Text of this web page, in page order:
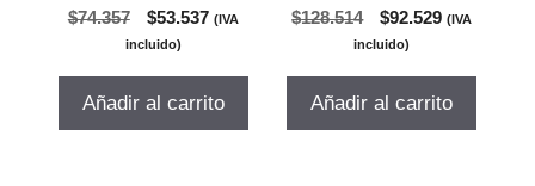
0
d
$74.357
El
precio
era:
$53.537El(IVA
incluido)
Añadir al carrito
0
d
$128.514
El
precio
era:
$92.529El(IVA
incluido)
Añadir al carrito